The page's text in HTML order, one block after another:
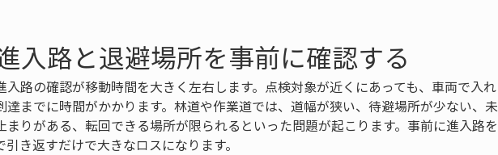
入路と退避場所を事前に確認する
入路の確認が移動時間を大きく左右します。点検対象が近くにあっても、車両で入れ
達までに時間がかかります。林道や作業道では、道幅が狭い、待避場所が少ない、未
りがある、転回できる場所が限られるといった問題が起こります。事前に進入路を
き返すだけで大きなロスになります。